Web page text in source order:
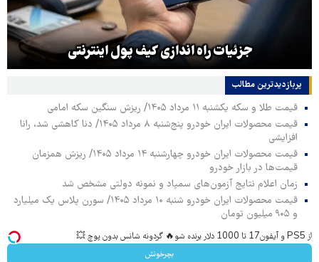
جزئیات راه اندازی کیف پول اینترنتی
پربازدیدترین‌ مطالب
قیمت طلا و سکه یکشنبه ۱۱ مرداد ۱۴۰۵/ ریزش سنگین سکه امامی
قیمت محصولات ایران خودرو پنج‌شنبه ۸ مرداد ۱۴۰۵/ دنا کاهشی شد، رانا
افزایشی
قیمت محصولات ایران خودرو چهارشنبه ۱۴ مرداد ۱۴۰۵/ ریزش همزمان
قیمت‌ها در بازار خودرو
زمان اعلام نتایج آزمون‌های سمپاد و نمونه دولتی مشخص شد
قیمت محصولات ایران خودرو شنبه ۱۰ مرداد ۱۴۰۵/ سورن پلاس یک میلیارد
و ۹۰۵ میلیون تومان
از PS5 و آیفون17 تا 1000 دلار برنده شو🔥 گردونه شانس بدون پوچ 💥
بچرخونش